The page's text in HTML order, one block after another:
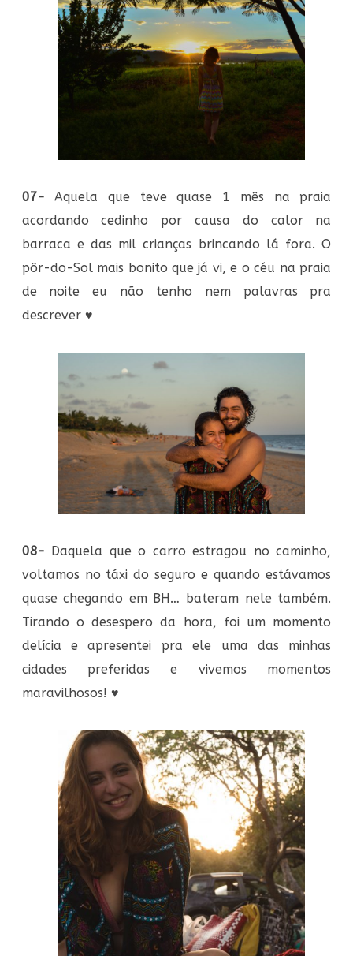
07-Aquela que teve quase 1 mês na praia
acordando cedinho por causa do calor na
barraca e das mil crianças brincando lá fora. O
pôr-do-Sol mais bonito que já vi, e o céu na praia
de noite eu não tenho nem palavras pra
descrever ♥
08- Daquela que o carro estragou no caminho,
voltamos no táxi do seguro e quando estávamos
quase chegando em BH… bateram nele também.
Tirando o desespero da hora, foi um momento
delícia e apresentei pra ele uma das minhas
cidades preferidas e vivemos momentos
maravilhosos! ♥